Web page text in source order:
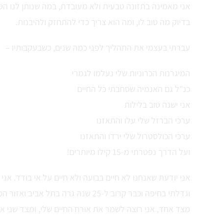
אני מאמינה בתזונה טבעית ולא מעובדת, במה שנותן לנו
בדיוק מה טוב לו, ומה הוא צריך כדי להתחזק ולהיבנות.
עברתי בעצמי את התהליך לפני כמה שנים, כשבעקבותיו –
המיגרנות הכרוניות שלי נעלמו לגמרי
כנ"ל גם האנמיה שסחבתי כל החיים
אני ישנה טוב בלילות
ערכי הברזל שלי עלו והתאזנו
ערכי הכולסטרול שלי ירדו והתאזנו
ועל הדרך נפטרתי מ-15 קילו מיותרים!
אני יודעת שאנחנו לא חיים בבועה ולא חיים על אי בודד. אני
וגדלתי בחיפה וכבר קרוב ל-25 שנה גרה
מצד אחד, אני רוצה לשמר את אורח החיים שלי, ומצד שני